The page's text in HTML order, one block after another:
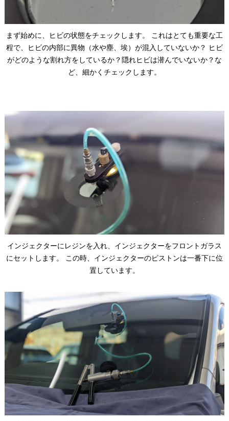
まず始めに、ヒビの状態をチェックします。 これはとても重要な工
程で、ヒビの内部に異物（水や塵、埃）が混入していないか？ ヒビ
がどのような割れ方をしているか？隠れヒビは潜んでいないか？な
ど、細かくチェックします。
インジェクターにレジンを入れ、インジェクターをフロントガラス
にセットします。 この時、インジェクターのピストンは一番下に位
置しています。